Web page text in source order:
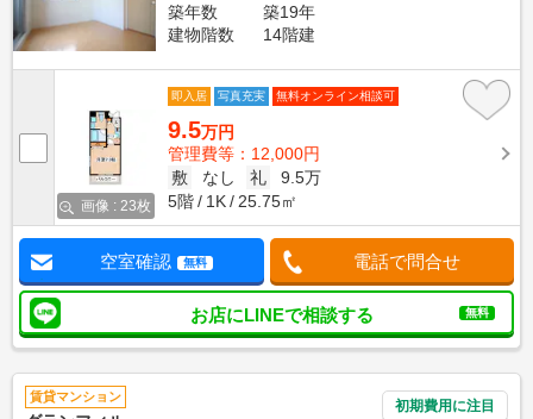
築年数
築19年
建物階数
14階建
画像 : 23枚
即入居 写真充実 無料オンライン相談可
9.5万円
管理費等：12,000円
敷
なし 礼
9.5万
5階
1K 25.75㎡
空室確認 無料 電話で問合せ
お店にLINEで相談する 無料
賃貸マンション
初期費用に注目